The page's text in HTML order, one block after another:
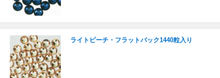
ライトピーチ・フラットバック1440粒入り